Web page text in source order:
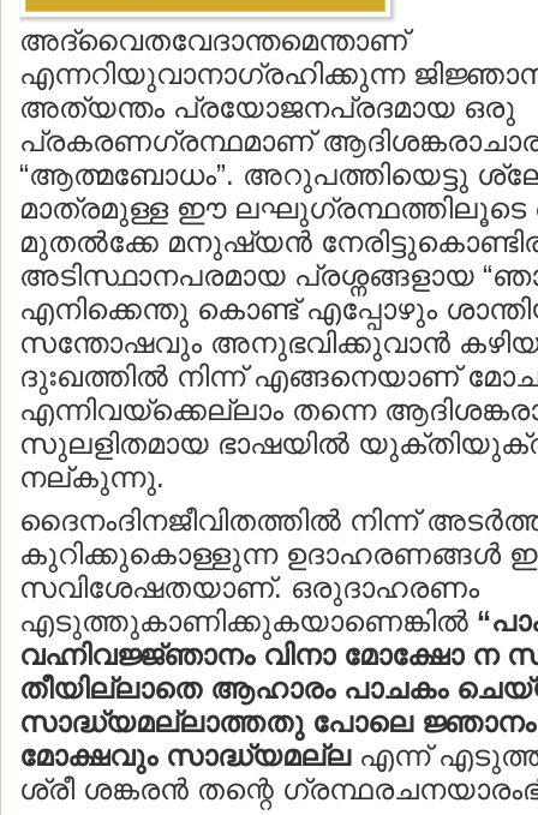
അദ്വൈതവേദാന്തമെന്താണ്
എന്നറിയുവാനാഗ്രഹിക്കുന്ന
അത്യന്തം പ്രയോജനപ്രദമായ ഒരു
പ്രകരണഗ്രന്ഥമാണ്
“ആത്മബോധം”. അറുപത്തിയെട്ടു
മാത്രമുള്ള ഈ ലഘുഗ്രന്ഥത്തിലൂടെ
മുതല്‍ക്കേ മനുഷ്യന്‍
അടിസ്ഥാനപരമായ പ്രശ്നങ്ങളായ
എനിക്കെന്തു കൊണ്ട് എപ്പോഴും
സന്തോഷവും അനുഭവിക്കുവാന്‍
ദുഃഖത്തില്‍ നിന്ന് എങ്ങനെയാണ്
എന്നിവയ്ക്കെല്ലാം തന്നെ
സുലളിതമായ ഭാഷയില്‍
നല്കുന്നു.
ദൈനംദിനജീവിതത്തില്‍ നിന്ന്
കുറിക്കുകൊള്ളുന്ന ഉദാഹരണങ്ങള്‍ ഈ
സവിശേഷതയാണ്. ഒരുദാഹരണം
എടുത്തുകാണിക്കുകയാണെങ്കില്‍
വഹ്നിവജ്ജ്ഞാനം വിനാ മോക്ഷോ ന
തീയില്ലാതെ ആഹാരം പാചകം
സാദ്ധ്യമല്ലാത്തതു പോലെ
മോക്ഷവും സാദ്ധ്യമല്ലഎന്ന്
ശ്രീ ശങ്കരന്‍ തന്റെ